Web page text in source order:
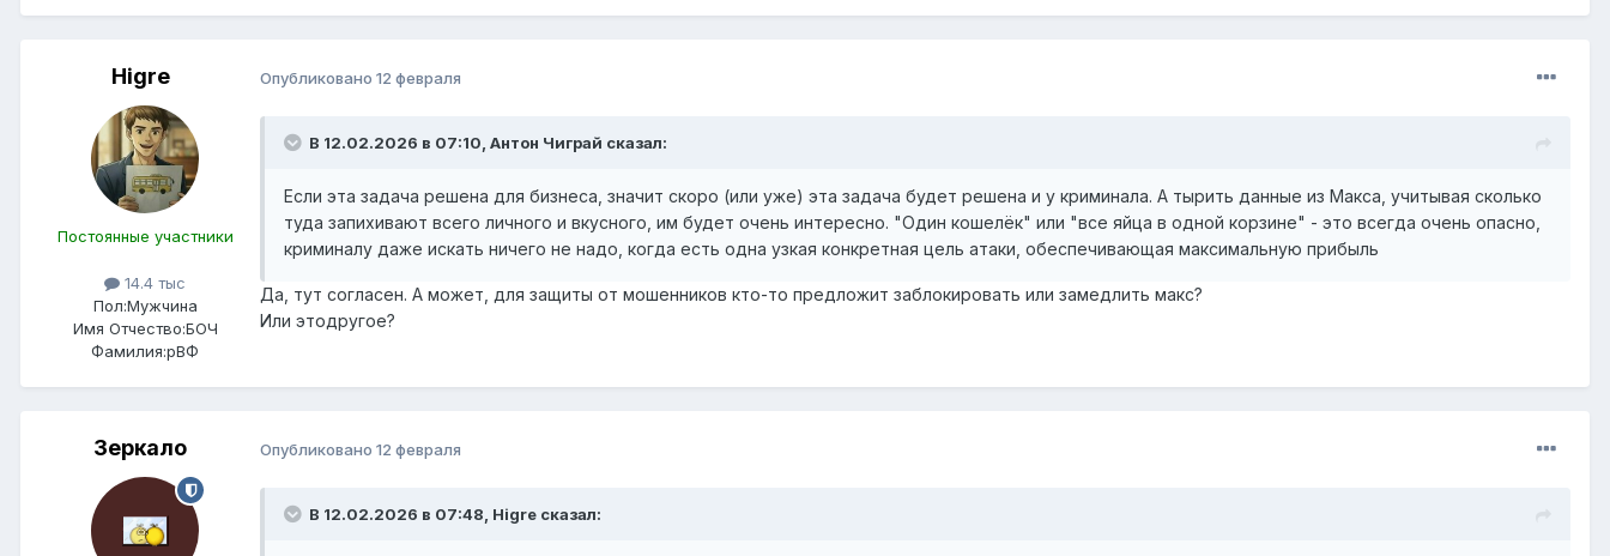
Higre
Постоянные участники
14.4 тыс
Пол:Мужчина
Имя Отчество:БОЧ
Фамилия:рВФ
Опубликовано 12 февраля
В 12.02.2026 в 07:10, Антон Чиграй сказал:
Если эта задача решена для бизнеса, значит скоро (или уже) эта задача будет решена и у криминала. А тырить данные из Макса, учитывая сколько
туда запихивают всего личного и вкусного, им будет очень интересно. "Один кошелёк" или "все яйца в одной корзине" - это всегда очень опасно,
криминалу даже искать ничего не надо, когда есть одна узкая конкретная цель атаки, обеспечивающая максимальную прибыль
Да, тут согласен. А может, для защиты от мошенников кто-то предложит заблокировать или замедлить макс?
Или этодругое?
Зеркало Опубликовано 12 февраля
В 12.02.2026 в 07:48, Higre сказал: